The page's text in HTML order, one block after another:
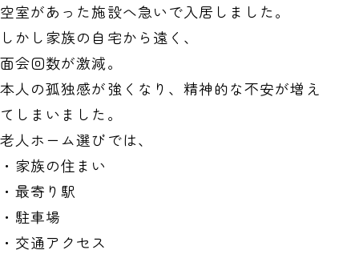
空室があった施設へ急いで入居しました。
しかし家族の自宅から遠く、
面会回数が激減。
本人の孤独感が強くなり、精神的な不安が増え
てしまいました。
老人ホーム選びでは、
・家族の住まい
・最寄り駅
・駐車場
・交通アクセス